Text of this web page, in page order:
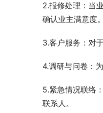
2.报修处理：当
确认业主满意度。
3.客户服务：对
4.调研与问卷：
5.紧急情况联络
联系人。